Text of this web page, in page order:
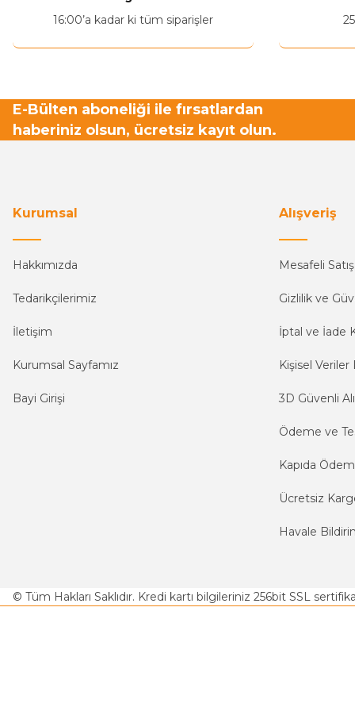
16:00’a kadar ki tüm siparişler
E-Bülten aboneliği ile fırsatlardan
haberiniz olsun, ücretsiz kayıt olun.
Kurumsal
Hakkımızda
Tedarikçilerimiz
İletişim
Kurumsal Sayfamız
Bayi Girişi
Alışveriş
Mesafeli
Gizlilik ve
İptal ve İade
Kişisel Veriler
3D Güvenli
Ödeme ve
Kapıda
Ücretsiz
Havale
© Tüm Hakları Saklıdır. Kredi kartı bilgileriniz 256bit SSL